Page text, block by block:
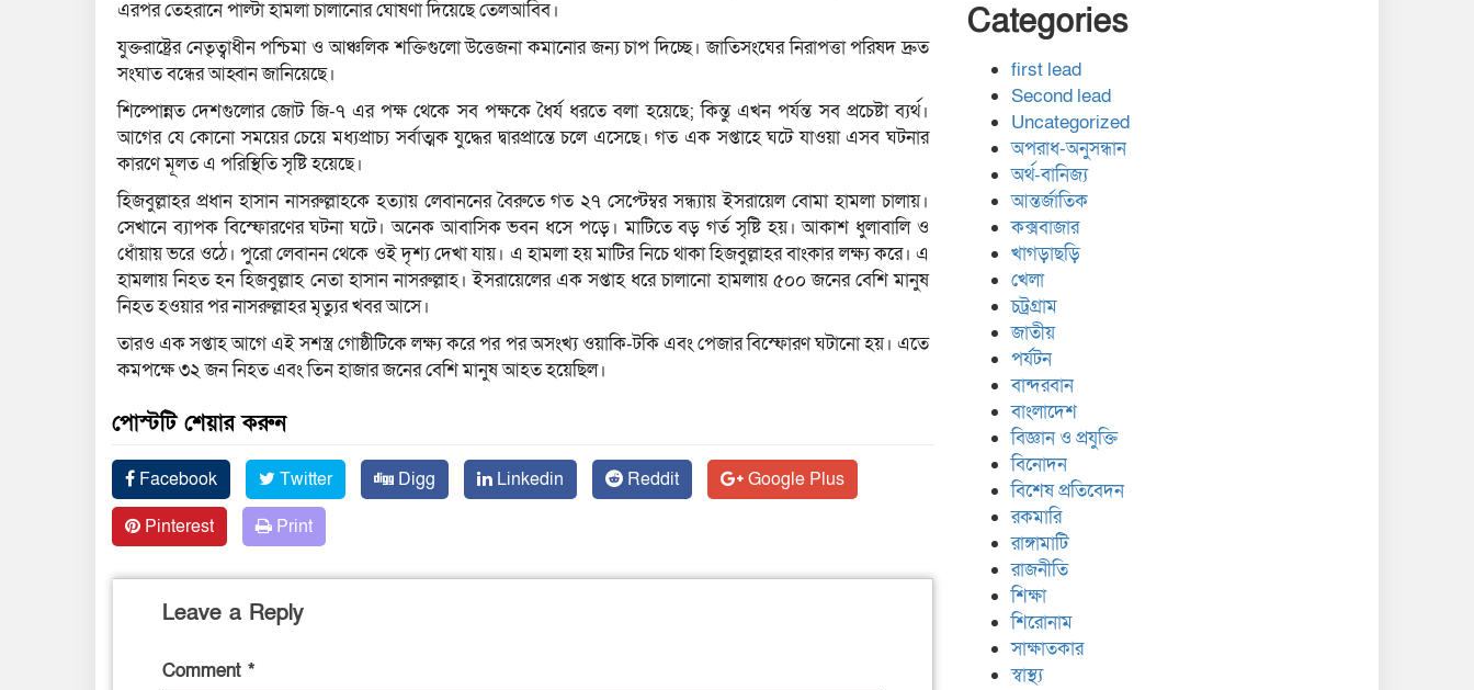
এরপর তেহরানে পাল্টা হামলা চালানোর ঘোষণা দিয়েছে তেলআবিব।
যুক্তরাষ্ট্রের নেতৃত্বাধীন পশ্চিমা ও আঞ্চলিক শক্তিগুলো উত্তেজনা কমানোর জন্য চাপ দিচ্ছে। জাতিসংঘের নিরাপত্তা পরিষদ দ্রুত
সংঘাত বন্ধের আহ্বান জানিয়েছে।
শিল্পোন্নত দেশগুলোর জোট জি-৭ এর পক্ষ থেকে সব পক্ষকে ধৈর্য ধরতে বলা হয়েছে; কিন্তু এখন পর্যন্ত সব প্রচেষ্টা ব্যর্থ।
আগের যে কোনো সময়ের চেয়ে মধ্যপ্রাচ্য সর্বাত্মক যুদ্ধের দ্বারপ্রান্তে চলে এসেছে। গত এক সপ্তাহে ঘটে যাওয়া এসব ঘটনার
কারণে মূলত এ পরিস্থিতি সৃষ্টি হয়েছে।
হিজবুল্লাহর প্রধান হাসান নাসরুল্লাহকে হত্যায় লেবাননের বৈরুতে গত ২৭ সেপ্টেম্বর সন্ধ্যায় ইসরায়েল বোমা হামলা চালায়।
সেখানে ব্যাপক বিস্ফোরণের ঘটনা ঘটে। অনেক আবাসিক ভবন ধসে পড়ে। মাটিতে বড় গর্ত সৃষ্টি হয়। আকাশ ধুলাবালি ও
ধোঁয়ায় ভরে ওঠে। পুরো লেবানন থেকে ওই দৃশ্য দেখা যায়। এ হামলা হয় মাটির নিচে থাকা হিজবুল্লাহর বাংকার লক্ষ্য করে। এ
হামলায় নিহত হন হিজবুল্লাহ নেতা হাসান নাসরুল্লাহ। ইসরায়েলের এক সপ্তাহ ধরে চালানো হামলায় ৫০০ জনের বেশি মানুষ
নিহত হওয়ার পর নাসরুল্লাহর মৃত্যুর খবর আসে।
তারও এক সপ্তাহ আগে এই সশস্ত্র গোষ্ঠীটিকে লক্ষ্য করে পর পর অসংখ্য ওয়াকি-টকি এবং পেজার বিস্ফোরণ ঘটানো হয়। এতে
কমপক্ষে ৩২ জন নিহত এবং তিন হাজার জনের বেশি মানুষ আহত হয়েছিল।
পোস্টটি শেয়ার করুন
Facebook Twitter Digg Linkedin Reddit
Google Plus
Pinterest
Print
Leave a Reply
Comment *
Categories
first lead
Second lead
Uncategorized
অপরাধ-অনুসন্ধান
অর্থ-বানিজ্য
আন্তর্জাতিক
কক্সবাজার
খাগড়াছড়ি
খেলা
চট্রগ্রাম
জাতীয়
পর্যটন
বান্দরবান
বাংলাদেশ
বিজ্ঞান ও প্রযুক্তি
বিনোদন
বিশেষ প্রতিবেদন
রকমারি
রাঙ্গামাটি
রাজনীতি
শিক্ষা
শিরোনাম
সাক্ষাতকার
স্বাস্থ্য